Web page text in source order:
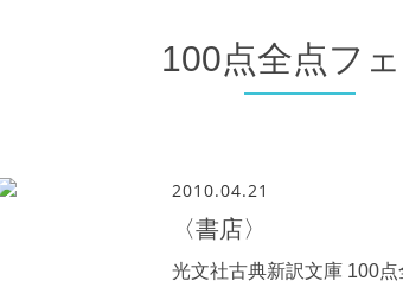
100点全点フ
2010.04.21
〈書店〉
光文社古典新訳文庫 100